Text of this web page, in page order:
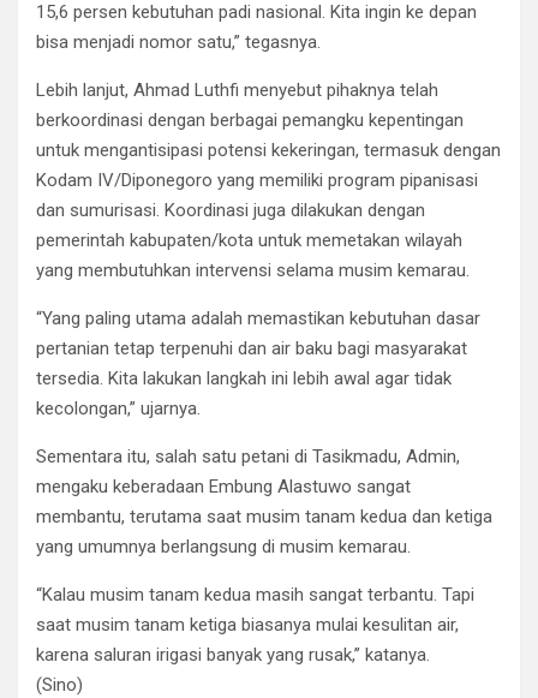
15,6 persen kebutuhan padi nasional. Kita ingin ke depan
bisa menjadi nomor satu,” tegasnya.
Lebih lanjut, Ahmad Luthfi menyebut pihaknya telah
berkoordinasi dengan berbagai pemangku kepentingan
untuk mengantisipasi potensi kekeringan, termasuk dengan
Kodam IV/Diponegoro yang memiliki program pipanisasi
dan sumurisasi. Koordinasi juga dilakukan dengan
pemerintah kabupaten/kota untuk memetakan wilayah
yang membutuhkan intervensi selama musim kemarau.
“Yang paling utama adalah memastikan kebutuhan dasar
pertanian tetap terpenuhi dan air baku bagi masyarakat
tersedia. Kita lakukan langkah ini lebih awal agar tidak
kecolongan,” ujarnya.
Sementara itu, salah satu petani di Tasikmadu, Admin,
mengaku keberadaan Embung Alastuwo sangat
membantu, terutama saat musim tanam kedua dan ketiga
yang umumnya berlangsung di musim kemarau.
“Kalau musim tanam kedua masih sangat terbantu. Tapi
saat musim tanam ketiga biasanya mulai kesulitan air,
karena saluran irigasi banyak yang rusak,” katanya.
(Sino)